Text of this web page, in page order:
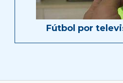
Fútbol por